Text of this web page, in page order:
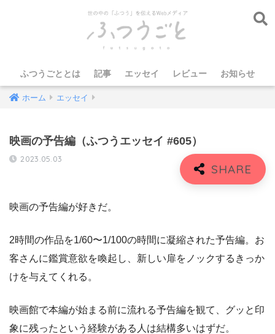
ふつうごととは 記事 エッセイ レビュー お知らせ
ホーム エッセイ
映画の予告編（ふつうエッセイ #605）
2023.05.03
映画の予告編が好きだ。
2時間の作品を1/60〜1/100の時間に凝縮された予告編。お
客さんに鑑賞意欲を喚起し、新しい扉をノックするきっか
けを与えてくれる。
映画館で本編が始まる前に流れる予告編を観て、グッと印
象に残ったという経験がある人は結構多いはずだ。